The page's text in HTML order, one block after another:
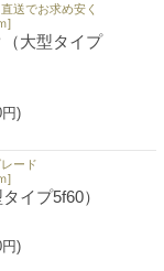
送でお求め安く
]
大型タイプ
)
ード
]
イプ5f60）
)